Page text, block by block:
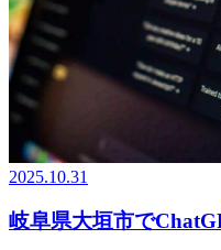
2025.10.31
岐阜県大垣市で